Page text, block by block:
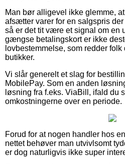
Man bør alligevel ikke glemme,
afsætter varer for en salgspris
så er det tit være et signal om en
gængse betalingskort er ikke
lovbestemmelse, som redder
butikker.
Vi slår generelt et slag for
MobilePay. Som en anden
løsning fra f.eks. ViaBill, ifald du
omkostningerne over en periode.
Forud for at nogen handler hos
nettet behøver man utvivlsomt
er dog naturligvis ikke super